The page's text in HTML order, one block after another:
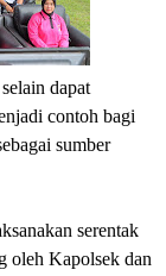
dapat
contoh bagi
sumber
serentak
oleh Kapolsek dan